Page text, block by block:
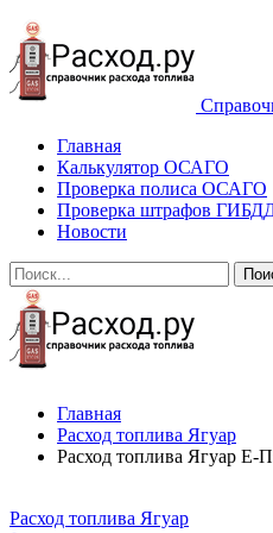
Главная
Калькулятор ОСАГО
Проверка полиса ОСАГО
Проверка штрафов
Новости
Главная
Расход топлива Ягуар
Расход топлива Ягуар Е-
Расход топлива Ягуар